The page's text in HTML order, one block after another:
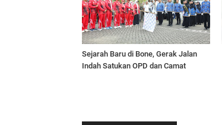
Sejarah Baru di Bone, Gerak Jalan
Indah Satukan OPD dan Camat